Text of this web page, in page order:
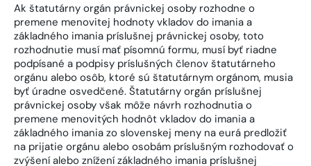
Ak štatutárny orgán právnickej osoby rozhodne o
premene menovitej hodnoty vkladov do imania a
základného imania príslušnej právnickej osoby, toto
rozhodnutie musí mať písomnú formu, musí byť riadne
podpísané a podpisy príslušných členov štatutárneho
orgánu alebo osôb, ktoré sú štatutárnym orgánom, musia
byť úradne osvedčené. Štatutárny orgán príslušnej
právnickej osoby však môže návrh rozhodnutia o
premene menovitých hodnôt vkladov do imania a
základného imania zo slovenskej meny na eurá predložiť
na prijatie orgánu alebo osobám príslušným rozhodovať o
zvýšení alebo znížení základného imania príslušnej